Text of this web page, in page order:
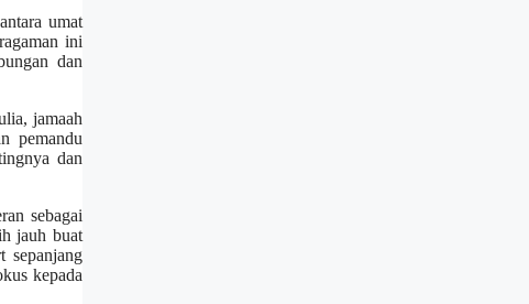
umat
ini
dan
jamaah
pemandu
dan
sebagai
jauh buat
sepanjang
kepada